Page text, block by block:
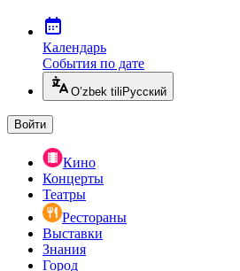
Календарь
События по дате
O’zbek tili Русский
Войти
Кино
Концерты
Театры
Рестораны
Выставки
Знания
Город